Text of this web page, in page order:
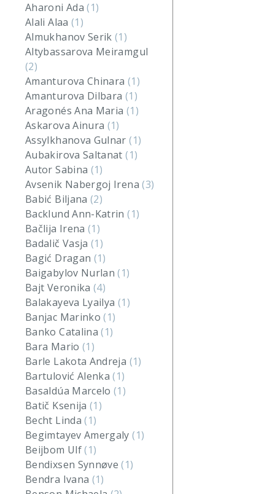
Aharoni Ada(1)
Alali Alaa (1)
Almukhanov Serik(1)
Altybassarova Meiramgul
(2)
Amanturova Chinara (1)
Amanturova Dilbara (1)
Aragonés Ana Maria (1)
Askarova Ainura (1)
Assylkhanova Gulnar(1)
Aubakirova Saltanat(1)
Autor Sabina (1)
Avsenik Nabergoj Irena(3)
Babić Biljana(2)
Backlund Ann-Katrin(1)
Bačlija Irena(1)
Badalič Vasja(1)
Bagić Dragan (1)
Baigabylov Nurlan(1)
Bajt Veronika(4)
Balakayeva Lyailya (1)
Banjac Marinko(1)
Banko Catalina(1)
Bara Mario (1)
Barle Lakota Andreja (1)
Bartulović Alenka(1)
Basaldúa Marcelo(1)
Batič Ksenija(1)
Becht Linda(1)
Begimtayev Amergaly(1)
Beijbom Ulf(1)
Bendixsen Synnøve(1)
Bendra Ivana (1)